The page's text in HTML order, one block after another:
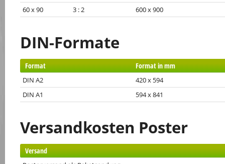
60 x 90 3 : 2
600 x 900
DIN-Formate
Format Format in mm
DIN A2
420 x 594
DIN A1
594 x 841
Versandkosten Poster
Versand